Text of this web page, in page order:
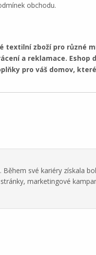
obchodu.
textilní zboží pro různé
a reklamace. Eshop
pro váš domov,
své kariéry získala
marketingové